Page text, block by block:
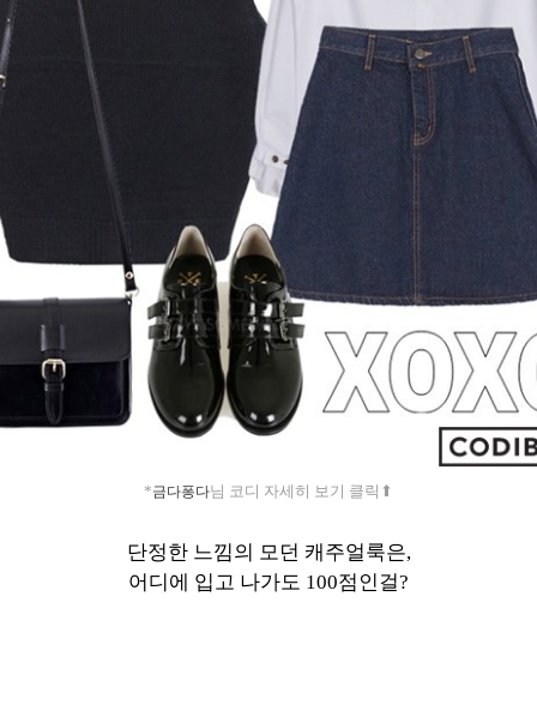
*금다퐁다님 코디 자세히 보기 클릭⬆︎
단정한 느낌의 모던 캐주얼룩은,
어디에 입고 나가도 100점인걸?